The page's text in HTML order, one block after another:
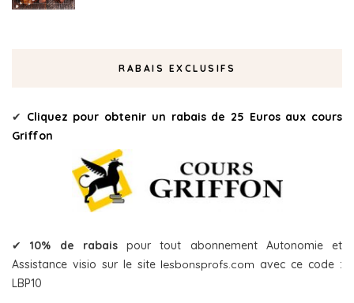
RABAIS EXCLUSIFS
✔ Cliquez pour obtenir un rabais de 25 Euros aux cours
Griffon
✔10% de rabaispour tout abonnement Autonomie et
Assistance visio sur le site lesbonsprofs.com avec ce code :
LBP10